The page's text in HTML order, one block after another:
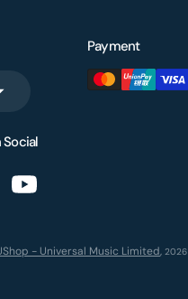
Payment
Social
- Universal Music Limited, 2026